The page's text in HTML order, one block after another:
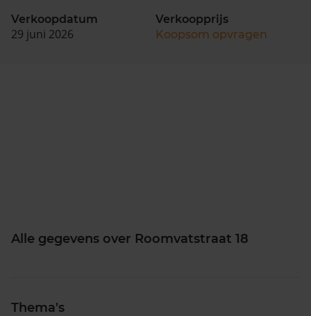
Verkoopdatum
29 juni 2026
Verkoopprijs
Koopsom opvragen
Alle gegevens over Roomvatstraat 18
Thema's